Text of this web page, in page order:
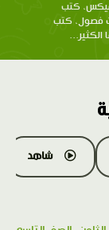
كتب
فصول، كتب
شاهد